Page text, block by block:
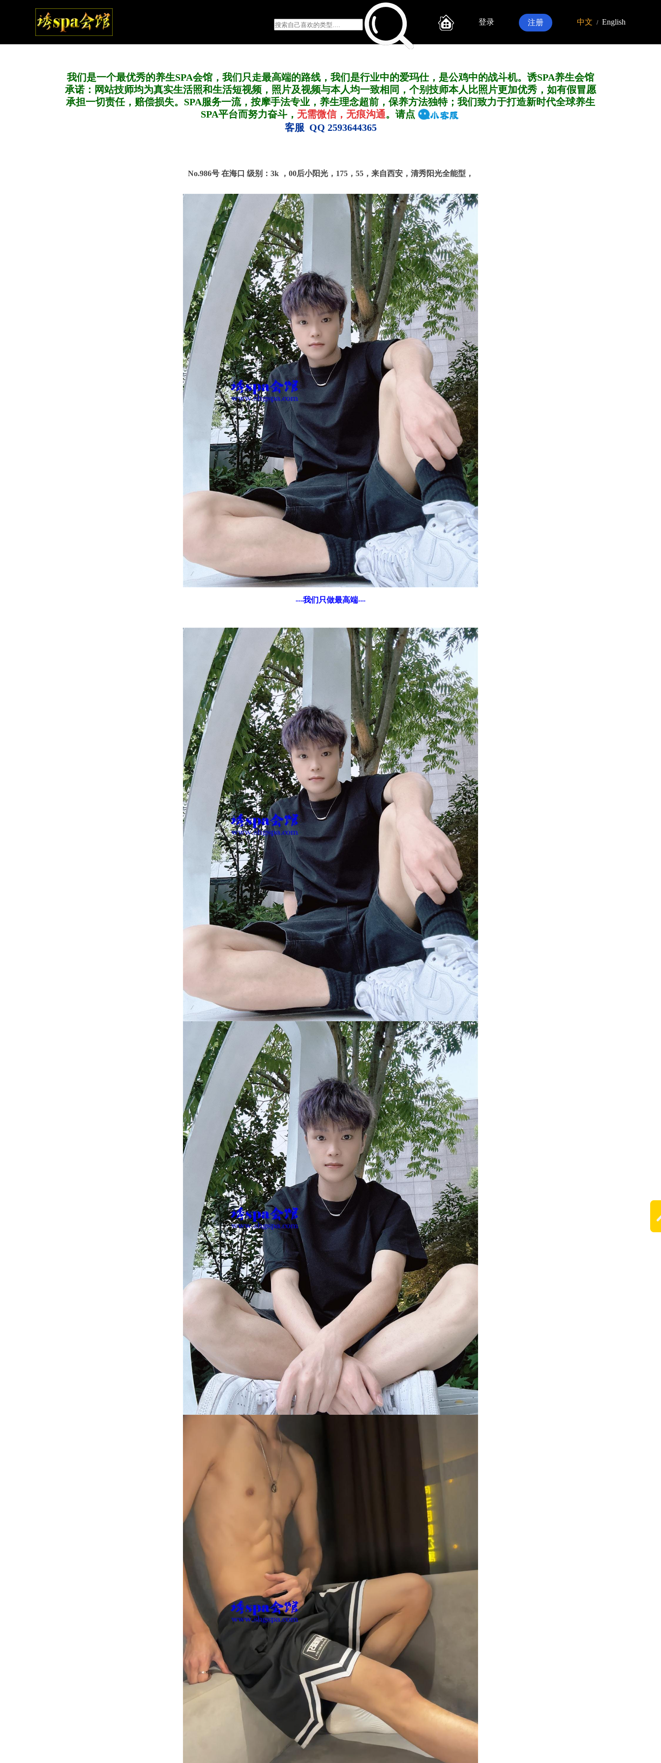
登录 注册 中文 / English
我们是一个最优秀的养生SPA会馆，我们只走最高端的路线，我们是行业中的爱玛仕，是公鸡中的战斗机。诱SPA养生会馆
承诺：网站技师均为真实生活照和生活短视频，照片及视频与本人均一致相同，个别技师本人比照片更加优秀，如有假冒愿
承担一切责任，赔偿损失。SPA服务一流，按摩手法专业，养生理念超前，保养方法独特；我们致力于打造新时代全球养生
SPA平台而努力奋斗， 无需微信，无痕沟通。请点
客服 QQ 2593644365
No.986号 在海口 级别：3k ， 00后小阳光，175，55，来自西安，清秀阳光全能型，
---我们只做最高端---